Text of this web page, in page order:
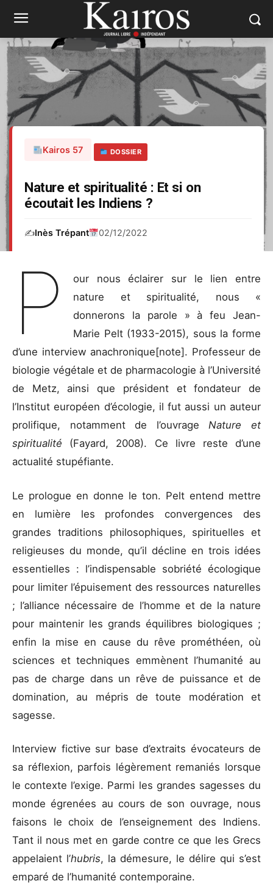
Kairos 57 DOSSIER
Nature et spiritualité : Et si on
écoutait les Indiens ?
✍️Inès Trépant 02/12/2022
P
our nous éclairer sur le lien entre
nature et spiritualité, nous «
donnerons la parole » à feu Jean-
Marie Pelt (1933-2015), sous la forme
d’une interview anachronique[note]. Professeur de
biologie végétale et de pharmacologie à l’Université
de Metz, ainsi que président et fondateur de
l’Institut européen d’écologie, il fut aussi un auteur
prolifique, notamment de l’ouvrageNature et
spiritualité (Fayard, 2008). Ce livre reste d’une
actualité stupéfiante.
Le prologue en donne le ton. Pelt entend mettre
en lumière les profondes convergences des
grandes traditions philosophiques, spirituelles et
religieuses du monde, qu’il décline en trois idées
essentielles : l’indispensable sobriété écologique
pour limiter l’épuisement des ressources naturelles
; l’alliance nécessaire de l’homme et de la nature
pour maintenir les grands équilibres biologiques ;
enfin la mise en cause du rêve prométhéen, où
sciences et techniques emmènent l’humanité au
pas de charge dans un rêve de puissance et de
domination, au mépris de toute modération et
sagesse.
Interview fictive sur base d’extraits évocateurs de
sa réflexion, parfois légèrement remaniés lorsque
le contexte l’exige. Parmi les grandes sagesses du
monde égrenées au cours de son ouvrage, nous
faisons le choix de l’enseignement des Indiens.
Tant il nous met en garde contre ce que les Grecs
appelaient l’hubris, la démesure, le délire qui s’est
emparé de l’humanité contemporaine.